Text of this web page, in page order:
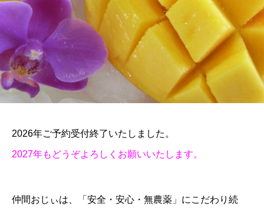
2026年ご予約受付終了いたしました。
2027年もどうぞよろしくお願いいたします。
仲間おじぃは、「安全・安心・無農薬」にこだわり続